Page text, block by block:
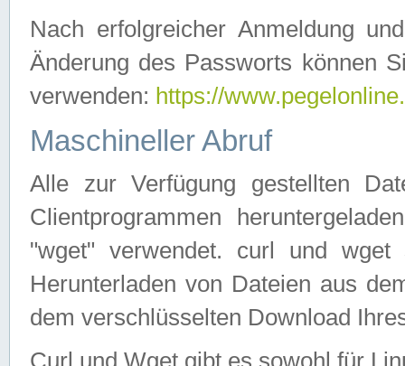
Nach erfolgreicher Anmeldung
Änderung des Passworts können
verwenden: https://
Maschineller Abruf
Alle zur Verfügung gestellten
Clientprogrammen
"wget" verwendet. curl und wget
Herunterladen von Dateien aus
dem verschlüsselten Download
Curl und Wget gibt es sowohl für